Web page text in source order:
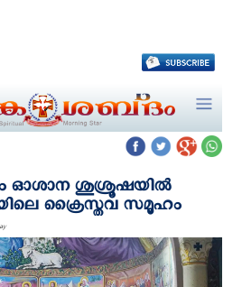
ഓശാന ശുശ്രൂഷയില്‍
ക്രൈസ്തവ സമൂഹം